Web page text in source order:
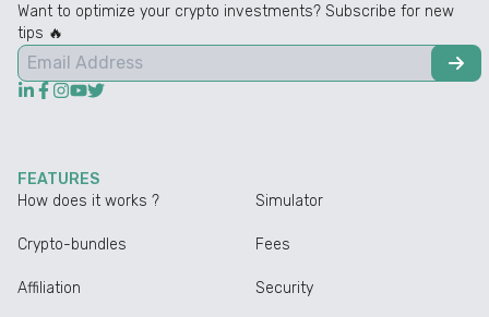
Want to optimize your crypto investments? Subscribe for new
tips 🔥
FEATURES
How does it works ?
Simulator
Crypto-bundles Fees
Affiliation Security